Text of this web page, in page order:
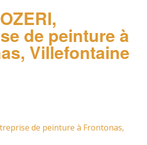
de peinture à
Villefontaine
de peinture à Frontonas,